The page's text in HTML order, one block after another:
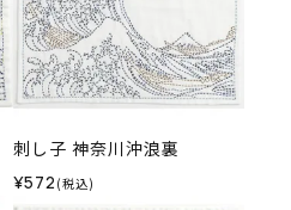
刺し子 神奈川沖浪裏
¥572 (税込)